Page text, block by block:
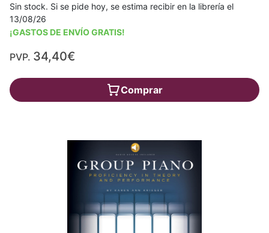
Sin stock. Si se pide hoy, se estima recibir en la librería el
13/08/26
¡GASTOS DE ENVÍO GRATIS!
PVP. 34,40€
Comprar